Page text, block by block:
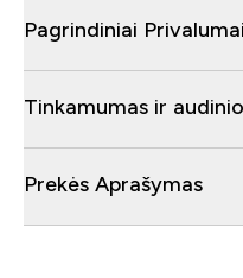
Pagrindiniai Privalumai
Tinkamumas ir
Prekės Aprašymas